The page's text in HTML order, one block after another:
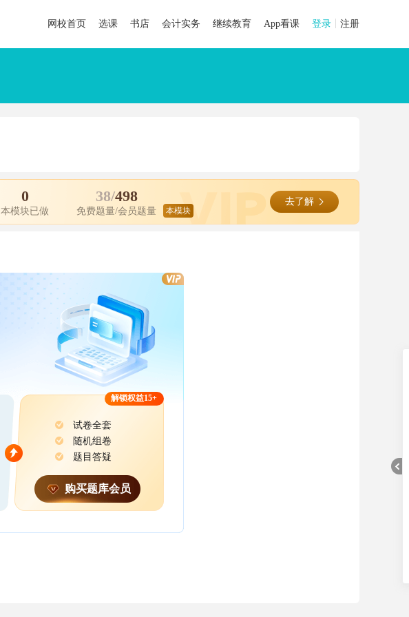
网校首页 选课 书店 会计实务 继续教育 App看课 登录 注册
0
本模块已做
38/498
免费题量/会员题量
去了解
解锁权益15+
试卷全套
随机组卷
题目答疑
购买题库会员